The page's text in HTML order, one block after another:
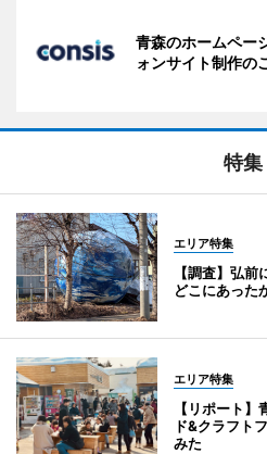
青森のホームペー
ォンサイト制作の
特集
エリア特集
【調査】弘前
どこにあった
エリア特集
【リポート
ド&クラフト
みた